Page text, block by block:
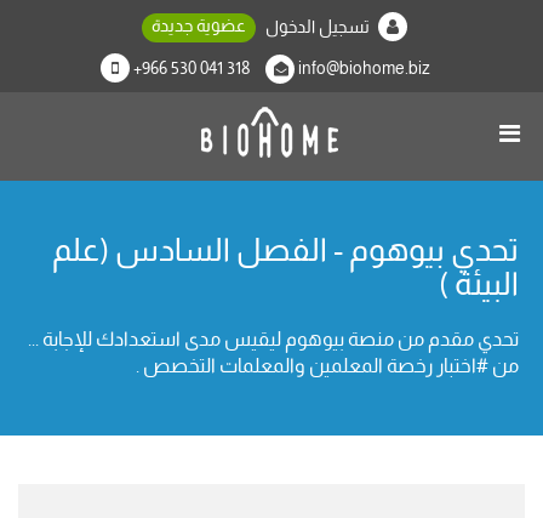
تسجيل الدخول عضوية جديدة
+966 530 041 318 info@biohome.biz
تحدي بيوهوم - الفصل السادس (علم
البيئة )
تحدي مقدم من منصة بيوهوم ليقيس مدى استعدادك للإجابة ...
من #اختبار رخصة المعلمين والمعلمات التخصص .